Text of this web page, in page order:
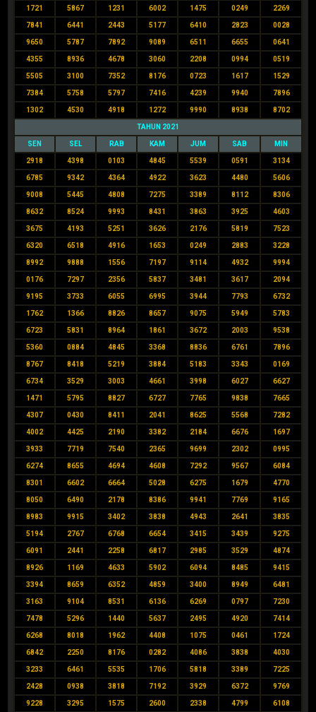
1721 5867 1231 6002 1475 0249 2269
7841 6441 2443 5177 6410 2823 0028
9650 5787 7892 9089 6511 6655 0641
4355 8936 4678 3060 2208 0994 0519
5505 3100 7352 8176 0723 1617 1529
7384 5758 5797 7416 4239 9940 7896
1302 4530 4918 1272 9990 8938 8702
TAHUN 2021
SEN SEL RAB KAM JUM SAB MIN
2918 4398 0103 4845 5539 0591 3134
6785 9342 4364 4922 3623 4480 5606
9008 5445 4808 7275 3389 8112 8306
8632 8524 9993 8431 3863 3925 4603
3675 4193 5251 3626 2176 5819 7523
6320 6518 4916 1653 0249 2883 3228
8992 9888 1556 7197 9114 4932 9994
0176 7297 2356 5837 3481 3617 2094
9195 3733 6055 6995 3944 7793 6732
1762 1366 8826 8657 9075 5949 5783
6723 5831 8964 1861 3672 2003 9538
5360 0884 4845 3368 8836 6761 7896
8767 8418 5219 3884 5183 3343 0169
6734 3529 3003 4661 3998 6027 6627
1471 5795 8827 6727 7765 9838 7665
4307 0430 8411 2041 8625 5568 7282
4002 4425 2190 3382 2184 6676 1697
3933 7719 7540 2365 9699 2302 0995
6274 8655 4694 4608 7292 9567 6084
8301 6602 6664 5028 6275 1679 4770
8050 6490 2178 8386 9941 7769 9165
8983 9915 3402 3838 4943 2641 3835
5194 2767 6768 6654 3415 3439 9275
6091 2441 2258 6817 2985 3529 4874
8926 1169 4633 5902 6094 8485 9415
3394 8659 6352 4859 3400 8949 6481
3163 9104 8531 6136 6269 0797 7230
7478 5296 1440 5637 2495 4920 7414
6268 8018 1962 4408 1075 0461 1724
6842 2250 8176 0282 4086 3838 4030
3233 6461 5535 1706 5818 3389 7225
2428 0938 3818 7192 3929 6372 9769
9228 3295 1575 2600 2338 4799 6108